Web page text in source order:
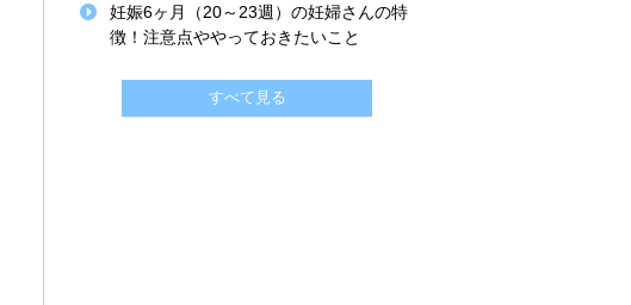
妊娠6ヶ月（20～23週）の妊婦さんの特
徴！注意点ややっておきたいこと
すべて見る